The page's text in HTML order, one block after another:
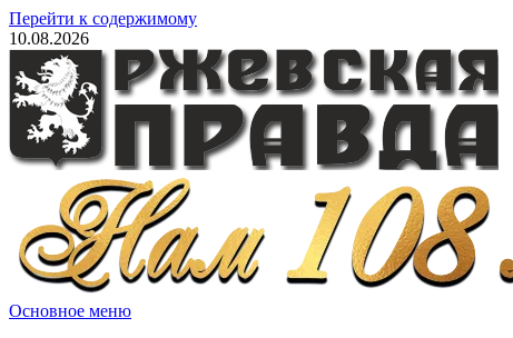
Перейти к содержимому
10.08.2026
Основное меню